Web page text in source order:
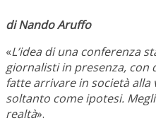
di Nando Aruffo
«L’idea di una conferenza
giornalisti in presenza, con
fatte arrivare in società alla
soltanto come ipotesi.
realtà».